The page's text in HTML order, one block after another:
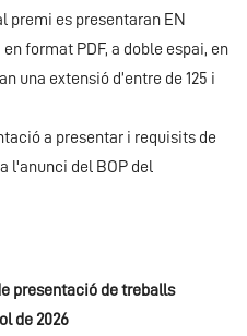
premi es presentaran EN
en format PDF, a doble espai, en
una extensió d’entre de 125 i
a presentar i requisits de
l'anunci del BOP del
presentació de treballs
de 2026